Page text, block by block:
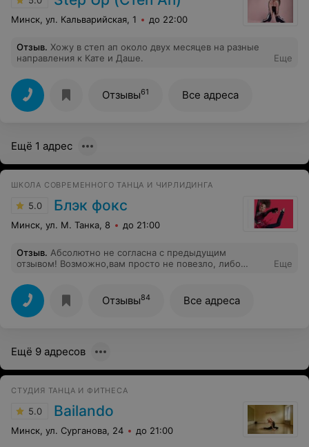
Минск, ул. Кальварийская, 1 до 22:00
Отзыв. Хожу в степ ап около двух месяцев на разные
направления к Кате и Даше.
Еще
Отзывы61 Все адреса
Ещё 1 адрес
ШКОЛА СОВРЕМЕННОГО ТАНЦА И ЧИРЛИДИНГА
5.0 Блэк фокс
Минск, ул. М. Танка, 8 до 21:00
Отзыв. Абсолютно не согласна с предыдущим
отзывом! Возможно,вам просто не повезло, либо
порядке,баттлы устраивают даже на тренировках, и
родителям можно посмотреть на это милое
безобразие,которое творят их малотанцующие дети!а
соревнования .Если позволяют финансы - дорога
общаться с их тренером!Мы довольны,танцуем третий
Еще
Отзывы84 Все адреса
Ещё 9 адресов
СТУДИЯ ТАНЦА И ФИТНЕСА
5.0 Bailando
Минск, ул. Сурганова, 24 до 21:00